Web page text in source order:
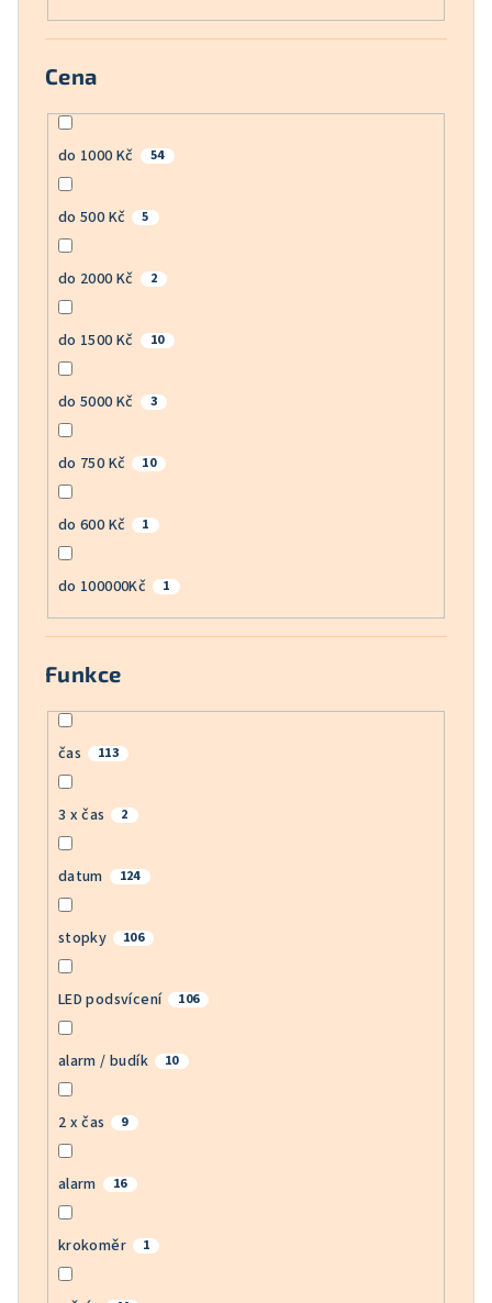
Cena
do 1000 Kč 54
do 500 Kč 5
do 2000 Kč 2
do 1500 Kč 10
do 5000 Kč 3
do 750 Kč 10
do 600 Kč 1
do 100000Kč 1
Funkce
čas 113
3 x čas 2
datum 124
stopky 106
LED podsvícení 106
alarm / budík 10
2 x čas 9
alarm 16
krokoměr 1